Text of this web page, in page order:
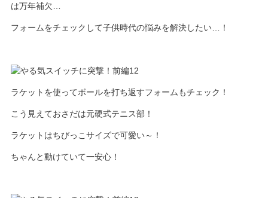
は万年補欠…
フォームをチェックして子供時代の悩みを解決したい…！
ラケットを使ってボールを打ち返すフォームもチェック！
こう見えておさだは元硬式テニス部！
ラケットはちびっこサイズで可愛い～！
ちゃんと動けていて一安心！